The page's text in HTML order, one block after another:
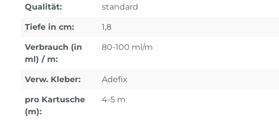
Qualität: standard
Tiefe in cm: 1,8
Verbrauch (in
ml) / m:
80-100 ml/m
Verw. Kleber: Adefix
pro Kartusche
(m):
4-5 m